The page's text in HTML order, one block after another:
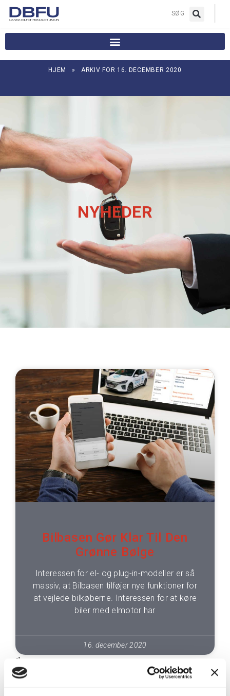
SØG
HJEM » ARKIV FOR 16. DECEMBER 2020
NYHEDER
Bilbasen Gør Klar Til Den
Grønne Bølge
Interessen for el- og plug-in-modeller er så
massiv, at Bilbasen tilføjer nye funktioner for
at vejlede bilkøberne. Interessen for at køre
biler med elmotor har
16. december 2020